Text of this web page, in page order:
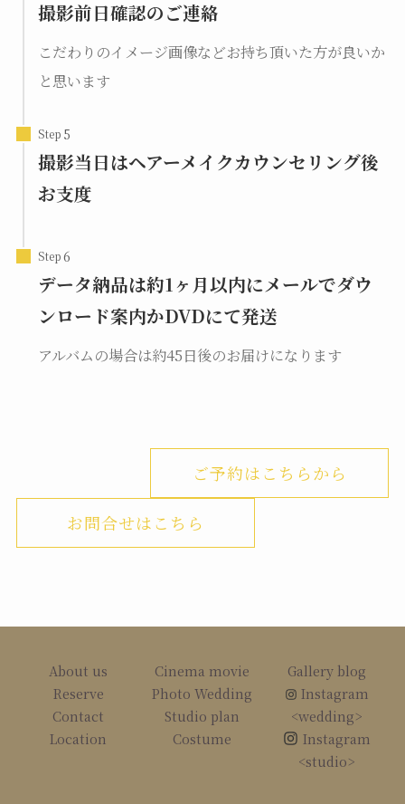
撮影前日確認のご連絡
こだわりのイメージ画像などお持ち頂いた方が良いか
と思います
Step
撮影当日はヘアーメイクカウンセリング後
お支度
Step
データ納品は約1ヶ月以内にメールでダウ
ンロード案内かDVDにて発送
アルバムの場合は約45日後のお届けになります
ご予約はこちらから
お問合せはこちら
About us
Reserve
Contact
Location
Cinema movie
Photo Wedding
Studio plan
Costume
Gallery blog
Instagram
<wedding>
Instagram
<studio>